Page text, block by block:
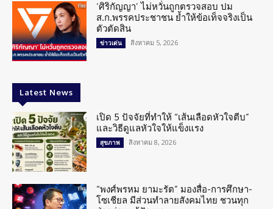
‘ศิริกัญญา’ ไม่หวั่นถูกตรวจสอบ ปม
ส.ก.พรรคประชาชน ย้ำให้ข้อเท็จจริงเป็น
ตัวตัดสิน
ข่าวเด่น สิงหาคม 5, 2026
Latest News
เปิด 5 ปัจจัยที่ทำให้ “เส้นเลือดหัวใจตีบ”
และวิธีดูแลหัวใจให้แข็งแรง
สุขภาพ สิงหาคม 8, 2026
“พงศ์พรหม ยามะรัต” มองสื่อ-การศึกษา-
โซเชียล มีส่วนทำลายสังคมไทย ชวนทุก